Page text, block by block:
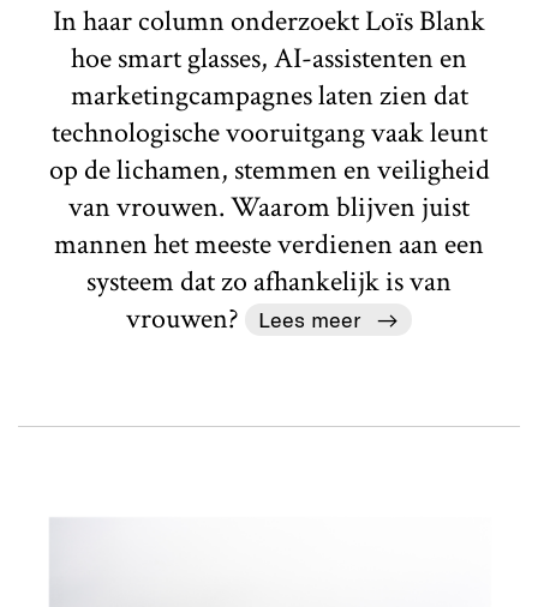
In haar column onderzoekt Loïs Blank
hoe smart glasses, AI-assistenten en
marketingcampagnes laten zien dat
technologische vooruitgang vaak leunt
op de lichamen, stemmen en veiligheid
van vrouwen. Waarom blijven juist
mannen het meeste verdienen aan een
systeem dat zo afhankelijk is van
vrouwen?
Lees meer